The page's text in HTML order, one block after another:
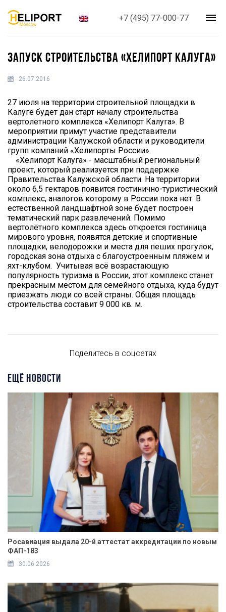
+7 (495) 77-000-77
ЗАПУСК СТРОИТЕЛЬСТВА «ХЕЛИПОРТ КАЛУГА»
26.07.2016
27 июля на территории строительной площадки в
Калуге будет дан старт началу строительства
вертолетного комплекса «Хелипорт Калуга». В
мероприятии примут участие представители
администрации Калужской области и руководители
групп компаний «Хелипорты России».
«Хелипорт Калуга» - масштабный региональный
проект, который реализуется при поддержке
Правительства Калужской области. На территории
около 6,5 гектаров появится гостинично-туристический
комплекс, аналогов которому в России пока нет. В
естественной ландшафтной зоне будет построен
тематический парк развлечений. Помимо
вертолётного комплекса здесь откроется гостиница
мирового уровня, появятся детские и спортивные
площадки, велодорожки и места для пеших прогулок,
городская зона отдыха с благоустроенным пляжем и
яхт-клубом. Учитывая всё возрастающую
популярность туризма в России, этот комплекс станет
прекрасным местом для семейного отдыха, куда будут
приезжать люди со всей страны. Общая площадь
строительства составит 9 000 кв. м.
Поделитесь в соцсетях
ЕЩЁ НОВОСТИ
Росавиация выдала 20-й аттестат аккредитации по новым
ФАП-183
30.06.2026